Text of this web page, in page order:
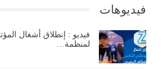
فيديوهات
فيديو : إنطلاق أشغال
لمنظمة…